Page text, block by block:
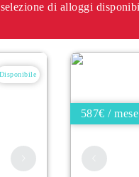
di alloggi
Disponibile
587€ / mese